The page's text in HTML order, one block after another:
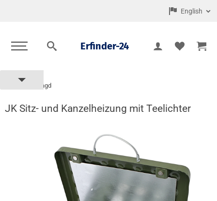
English
Erfinder-24
Mobijagd
JK Sitz- und Kanzelheizung mit Teelichter